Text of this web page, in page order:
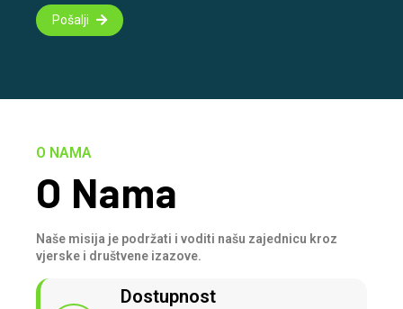
Pošalji
O NAMA
O Nama
Naše misija je podržati i voditi našu zajednicu kroz
vjerske i društvene izazove.
Dostupnost